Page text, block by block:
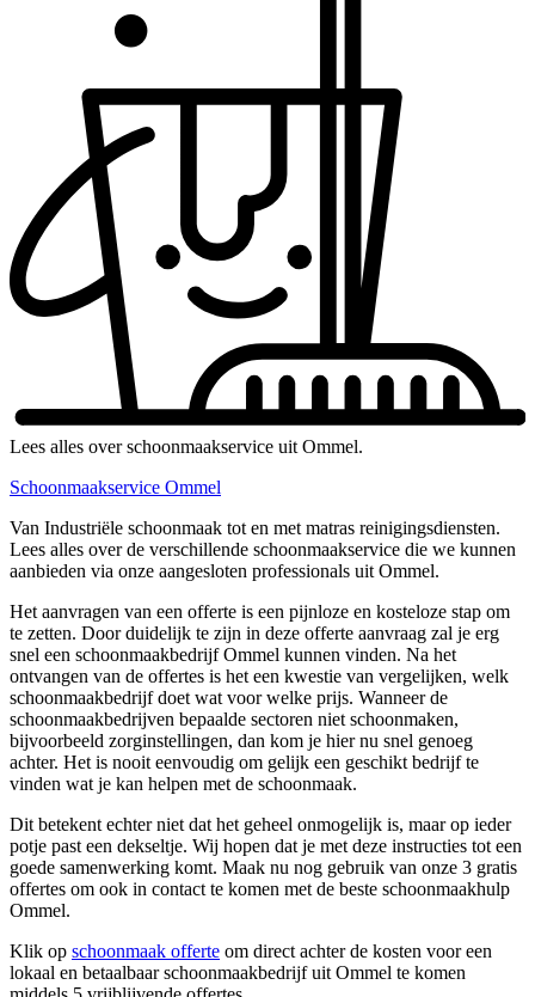
Lees alles over schoonmaakservice uit Ommel.
Schoonmaakservice Ommel
Van Industriële schoonmaak tot en met matras reinigingsdiensten.
Lees alles over de verschillende schoonmaakservice die we kunnen
aanbieden via onze aangesloten professionals uit Ommel.
Het aanvragen van een offerte is een pijnloze en kosteloze stap om
te zetten. Door duidelijk te zijn in deze offerte aanvraag zal je erg
snel een schoonmaakbedrijf Ommel kunnen vinden. Na het
ontvangen van de offertes is het een kwestie van vergelijken, welk
schoonmaakbedrijf doet wat voor welke prijs. Wanneer de
schoonmaakbedrijven bepaalde sectoren niet schoonmaken,
bijvoorbeeld zorginstellingen, dan kom je hier nu snel genoeg
achter. Het is nooit eenvoudig om gelijk een geschikt bedrijf te
vinden wat je kan helpen met de schoonmaak.
Dit betekent echter niet dat het geheel onmogelijk is, maar op ieder
potje past een dekseltje. Wij hopen dat je met deze instructies tot een
goede samenwerking komt. Maak nu nog gebruik van onze 3 gratis
offertes om ook in contact te komen met de beste schoonmaakhulp
Ommel.
Klik op schoonmaak offerte om direct achter de kosten voor een
lokaal en betaalbaar schoonmaakbedrijf uit Ommel te komen